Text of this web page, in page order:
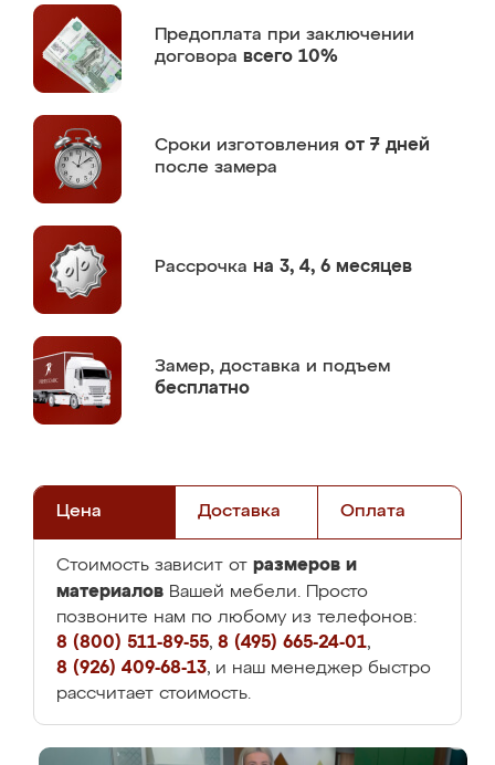
Предоплата при заключении
договора всего 10%
Сроки изготовления от 7 дней
после замера
Рассрочка на 3, 4, 6 месяцев
Замер, доставка и подъем
бесплатно
Цена Доставка Оплата
Стоимость зависит от размеров и
материалов Вашей мебели. Просто
позвоните нам по любому из телефонов:
8 (800) 511-89-55, 8 (495) 665-24-01,
8 (926) 409-68-13, и наш менеджер быстро
рассчитает стоимость.